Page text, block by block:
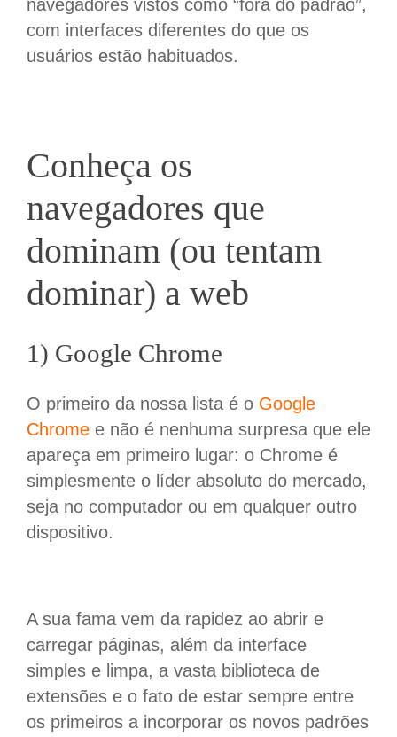
navegadores vistos como “fora do padrão”,
com interfaces diferentes do que os
usuários estão habituados.
Conheçaos
navegadores que
dominam (ou tentam
dominar) a web
1) Google Chrome
O primeiro da nossa lista é o Google
Chromee não é nenhuma surpresa que ele
apareça em primeiro lugar: o Chrome é
simplesmente o líder absoluto do mercado,
seja no computador ou em qualquer outro
dispositivo.
A sua fama vem da rapidez ao abrir e
carregar páginas, além da interface
simples e limpa, a vasta biblioteca de
extensões e o fato de estar sempre entre
os primeiros a incorporar os novos padrões